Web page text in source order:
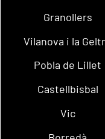
Granollers
Vilanova i la
Pobla de Lillet
Castellbisbal
Vic